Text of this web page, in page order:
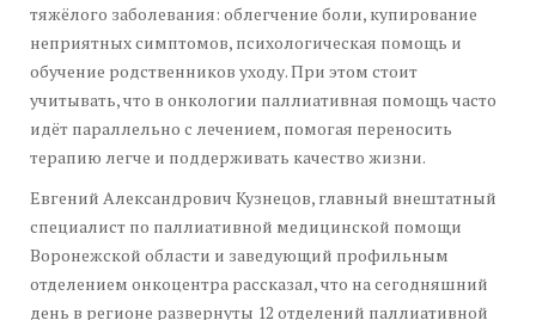
тяжёлого заболевания: облегчение боли, купирование
неприятных симптомов, психологическая помощь и
обучение родственников уходу. При этом стоит
учитывать, что в онкологии паллиативная помощь часто
идёт параллельно с лечением, помогая переносить
терапию легче и поддерживать качество жизни.
Евгений Александрович Кузнецов, главный внештатный
специалист по паллиативной медицинской помощи
Воронежской области и заведующий профильным
отделением онкоцентра рассказал, что на сегодняшний
день в регионе развернуты 12 отделений паллиативной